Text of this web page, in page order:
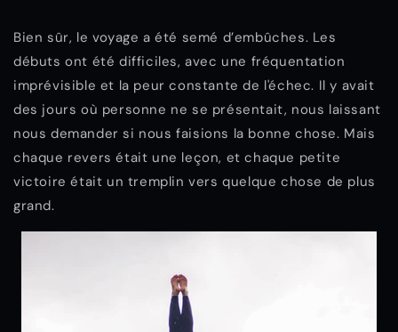
Bien sûr, le voyage a été semé d’embûches. Les
débuts ont été difficiles, avec une fréquentation
imprévisible et la peur constante de l'échec. Il y avait
des jours où personne ne se présentait, nous laissant
nous demander si nous faisions la bonne chose. Mais
chaque revers était une leçon, et chaque petite
victoire était un tremplin vers quelque chose de plus
grand.